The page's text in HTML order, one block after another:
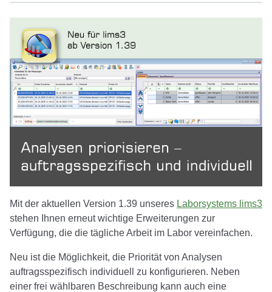
Mit der aktuellen Version 1.39 unseres Laborsystems lims3
stehen Ihnen erneut wichtige Erweiterungen zur
Verfügung, die die tägliche Arbeit im Labor vereinfachen.
Neu ist die Möglichkeit, die Priorität von Analysen
auftragsspezifisch individuell zu konfigurieren. Neben
einer frei wählbaren Beschreibung kann auch eine